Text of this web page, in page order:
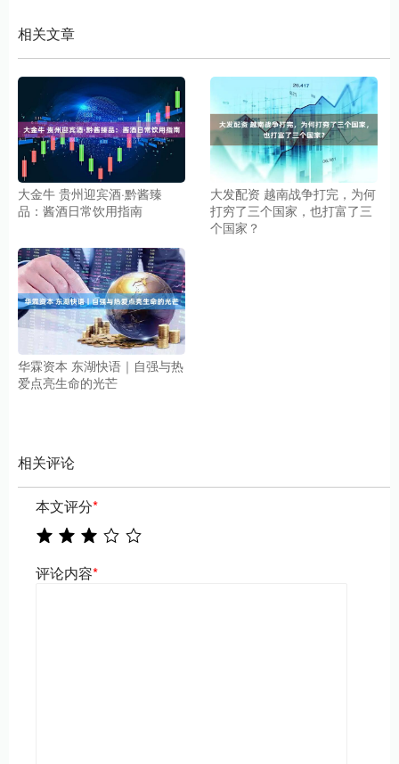
相关文章
大金牛 贵州迎宾酒·黔酱臻
品：酱酒日常饮用指南
大发配资 越南战争打完，为何
打穷了三个国家，也打富了三
个国家？
华霖资本 东湖快语｜自强与热
爱点亮生命的光芒
相关评论
本文评分*
评论内容*